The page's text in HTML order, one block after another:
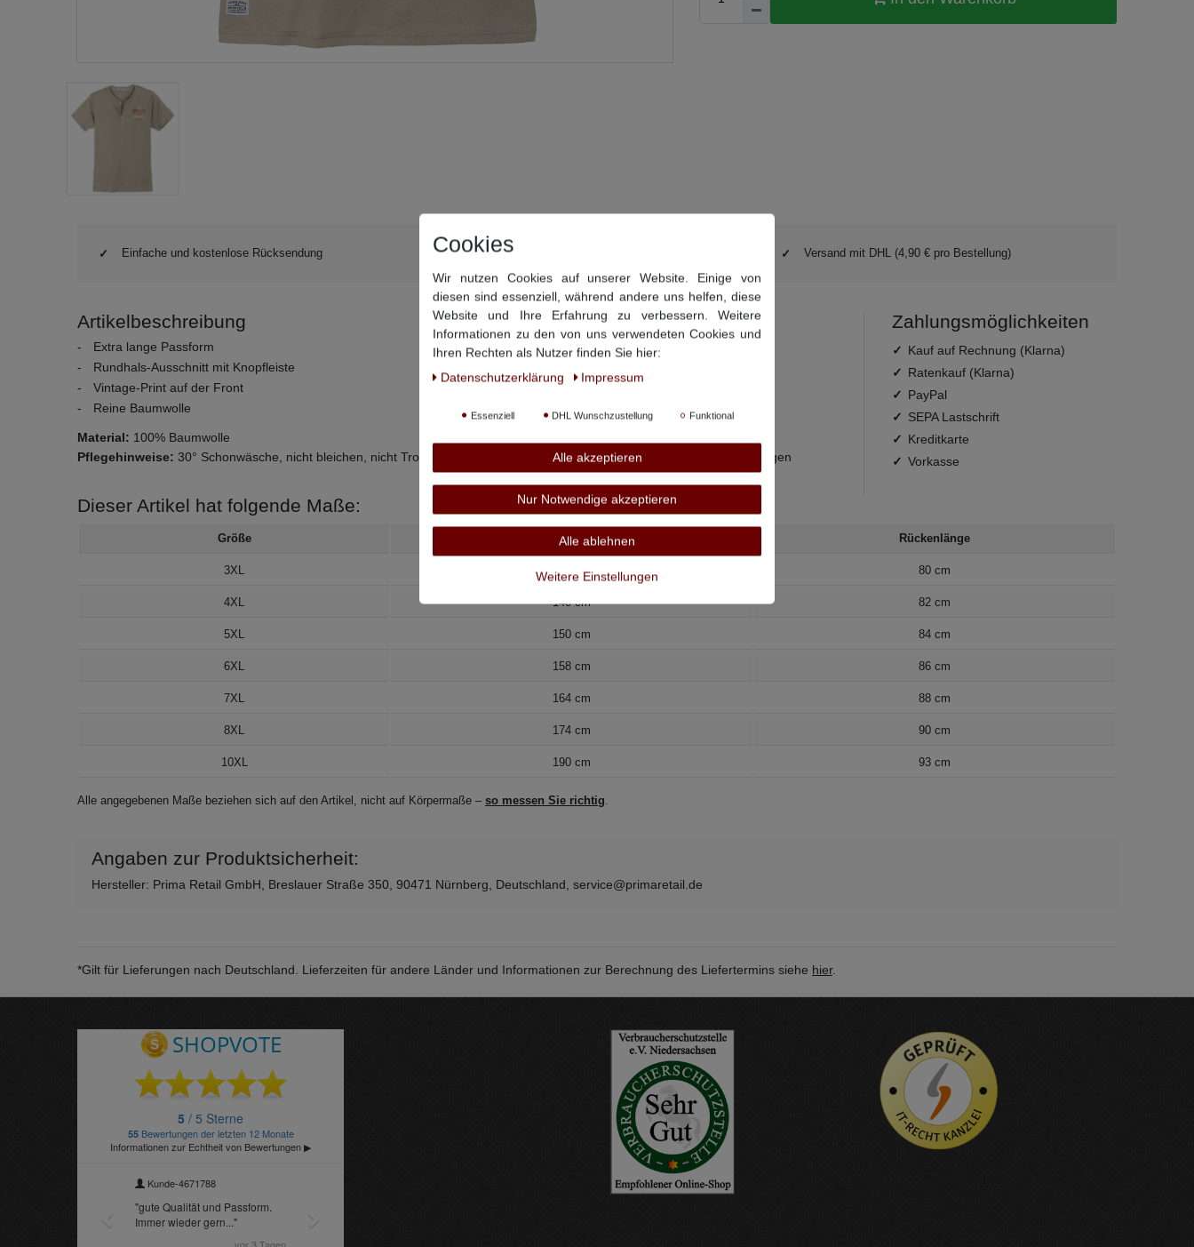
Einfache und kostenlose Rücksendung DHL-Retourenaufkleber schon im Paket Versand mit DHL (4,90 € pro Bestellung)
Artikelbeschreibung
Extra lange Passform
Rundhals-Ausschnitt mit Knopfleiste
Vintage-Print auf der Front
Reine Baumwolle
Material: 100% Baumwolle
Pflegehinweise: 30° Schonwäsche, nicht bleichen, nicht Trommeltrocknen, bügeln bei mittlerer Temperatur, chemisch reinigen
Zahlungsmöglichkeiten
Kauf auf Rechnung (Klarna)
Ratenkauf (Klarna)
PayPal
SEPA Lastschrift
Kreditkarte
Vorkasse
Dieser Artikel hat folgende Maße:
Größe Bauchumfang Rückenlänge
3XL 134 cm 80 cm
4XL 140 cm 82 cm
5XL 150 cm 84 cm
6XL 158 cm 86 cm
7XL 164 cm 88 cm
8XL 174 cm 90 cm
10XL 190 cm 93 cm
Alle angegebenen Maße beziehen sich auf den Artikel, nicht auf Körpermaße – so messen Sie richtig.
Angaben zur Produktsicherheit:
Hersteller: Prima Retail GmbH, Breslauer Straße 350, 90471 Nürnberg, Deutschland, service@primaretail.de
*Gilt für Lieferungen nach Deutschland. Lieferzeiten für andere Länder und Informationen zur Berechnung des Liefertermins siehe hier.
Cookies
Wir nutzen Cookies auf unserer Website. Einige von
diesen sind essenziell, während andere uns helfen, diese
Website und Ihre Erfahrung zu verbessern. Weitere
Informationen zu den von uns verwendeten Cookies und
Ihren Rechten als Nutzer finden Sie hier:
Daten­schutz­erklärung
Impressum
Essenziell DHL Wunschzustellung Funktional
Alle akzeptieren
Nur Notwendige akzeptieren
Alle ablehnen
Weitere Einstellungen